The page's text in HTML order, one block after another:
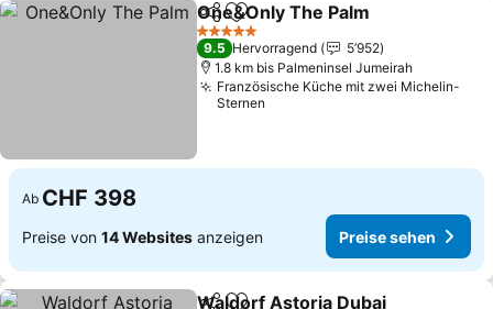
TeilenZu Favoriten hinzufügen
One&Only The Palm
5 Sterne
9.5 Hervorragend
5’952
1.8 km bis Palmeninsel Jumeirah
Französische Küche mit zwei Michelin-
Sternen
Ab CHF 398
Preise von 14 Websites anzeigen Preise sehen
Waldorf Astoria Dubai